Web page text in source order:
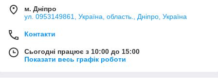
м. Дніпро
ул. 0953149861, Україна, область., Дніпро, Україна
Контакти
Сьогодні працює з 10:00 до 15:00
Показати весь графік роботи